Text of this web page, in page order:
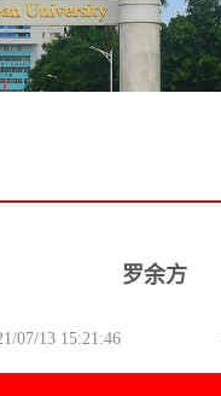
罗余方
07/13 15:21:46